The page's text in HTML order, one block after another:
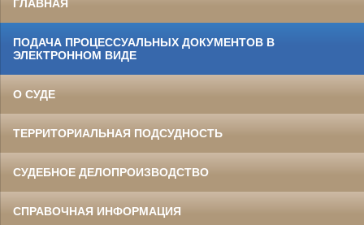
ГЛАВНАЯ
ПОДАЧА ПРОЦЕССУАЛЬНЫХ ДОКУМЕНТОВ В
ЭЛЕКТРОННОМ ВИДЕ
О СУДЕ
ТЕРРИТОРИАЛЬНАЯ ПОДСУДНОСТЬ
СУДЕБНОЕ ДЕЛОПРОИЗВОДСТВО
СПРАВОЧНАЯ ИНФОРМАЦИЯ